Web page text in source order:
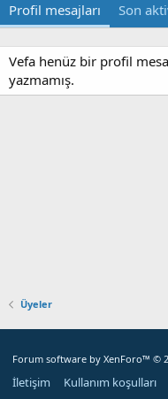
Profil mesajları Son
Vefa henüz bir profil
yazmamış.
Üyeler
Forum software by XenForo™ ©
İletişim Kullanım koşulları